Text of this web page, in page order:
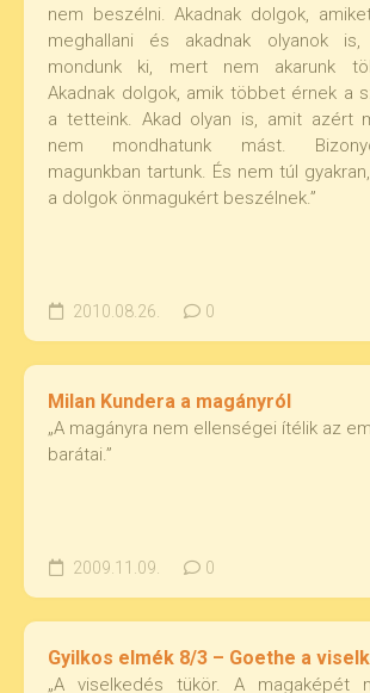
nem beszélni. Akadnak dolgok,
meghallani és akadnak olyanok
mondunk ki, mert nem akarunk
Akadnak dolgok, amik többet érnek a
a tetteink. Akad olyan is, amit azért
nem mondhatunk mást.
magunkban tartunk. És nem túl
a dolgok önmagukért beszélnek.”
2010.08.26. 0
Milan Kundera a magányról
„A magányra nem ellenségei ítélik az
barátai.”
2009.11.09. 0
Gyilkos elmék 8/3 – Goethe a
„A viselkedés tükör. A magaképét